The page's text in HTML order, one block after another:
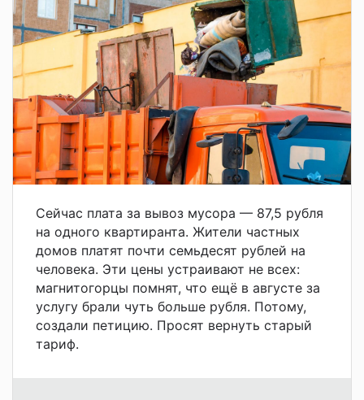
Сейчас плата за вывоз мусора — 87,5 рубля
на одного квартиранта. Жители частных
домов платят почти семьдесят рублей на
человека. Эти цены устраивают не всех:
магнитогорцы помнят, что ещё в августе за
услугу брали чуть больше рубля. Потому,
создали петицию. Просят вернуть старый
тариф.